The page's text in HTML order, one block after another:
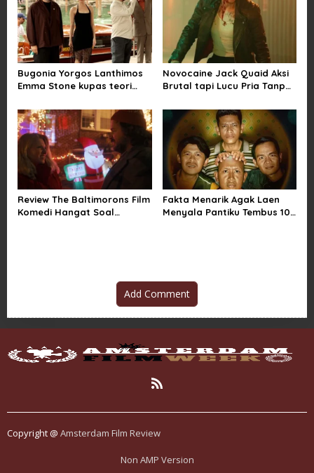
n
Bugonia Yorgos Lanthimos
Emma Stone kupas teori
Novocaine Jack Quaid Aksi
Brutal tapi Lucu Pria Tanpa
Review The Baltimorons Film
Komedi Hangat Soal
Fakta Menarik Agak Laen
Menyala Pantiku Tembus 10
Add Comment
Copyright @ Amsterdam Film Review
Non AMP Version